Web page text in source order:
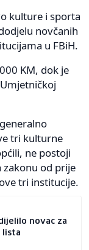
kulture i sporta
novčanih
u FBiH.
KM, dok je
tri kulturne
ne postoji
od prije
tri institucije.
novac za
lista